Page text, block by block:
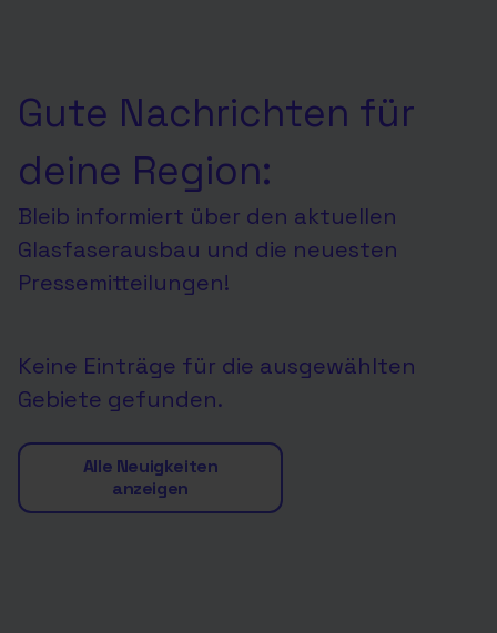
Gute Nachrichten für
deine Region:
Bleib informiert über den aktuellen
Glasfaserausbau und die neuesten
Pressemitteilungen!
Keine Einträge für die ausgewählten
Gebiete gefunden.
Alle Neuigkeiten
anzeigen